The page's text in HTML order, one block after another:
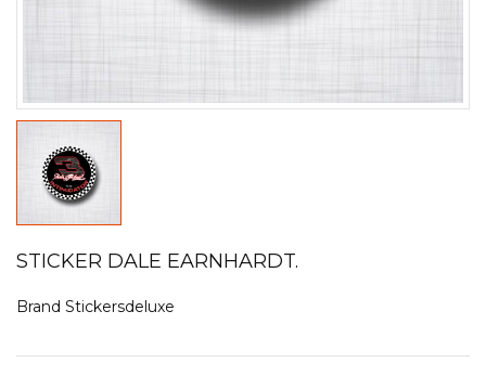
STICKER DALE EARNHARDT.
Brand Stickersdeluxe